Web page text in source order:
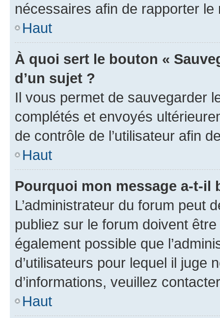
nécessaires afin de rapporter le
Haut
À quoi sert le bouton «
d’un sujet ?
Il vous permet de sauvegarder
complétés et envoyés
de contrôle de l’utilisateur afin
Haut
Pourquoi mon message a-t-il
L’administrateur du forum peut
publiez sur le forum doivent
également possible que
d’utilisateurs pour lequel il juge
d’informations, veuillez
Haut